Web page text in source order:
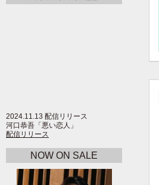
2024.11.13 配信リリース
河口恭吾「悪い恋人」
配信リリース
NOW ON SALE